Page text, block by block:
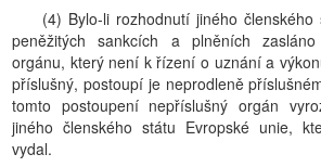
(4) Bylo-li rozhodnutí jiného
peněžitých sankcích a plněních
orgánu, který není k řízení o uznání a
příslušný, postoupí je neprodleně
tomto postoupení nepříslušný orgán
jiného členského státu Evropské unie,
vydal.